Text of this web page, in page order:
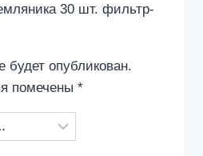
30 шт. фильтр-
опубликован.
помечены *